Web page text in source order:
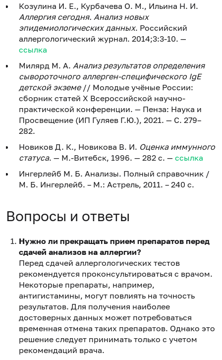
Козулина И. Е., Курбачева О. М., Ильина Н. И.
Аллергия сегодня. Анализ новых
эпидемиологических данных. Российский
аллергологический журнал. 2014;3:3-10. —
ссылка
Милярд М. А. Анализ результатов определения
сывороточного аллерген-специфического IgE
детской экземе// Молодые учёные России:
сборник статей X Всероссийской научно-
практической конференции. — Пенза: Наука и
Просвещение (ИП Гуляев Г.Ю.), 2021. — С. 279–
282.
Новиков Д. К., Новикова В. И. Оценка иммунного
статуса. — М.-Витебск, 1996. — 282 с. — ссылка
Ингерлейб М. Б. Анализы. Полный справочник /
М. Б. Ингерлейб. – М.: Астрель, 2011. – 240 с.
Вопросы и ответы
Нужно ли прекращать прием препаратов перед
сдачей анализов на аллергии?
Перед сдачей аллергологических тестов
рекомендуется проконсультироваться с врачом.
Некоторые препараты, например,
антигистамины, могут повлиять на точность
результатов. Для получения наиболее
достоверных данных может потребоваться
временная отмена таких препаратов. Однако это
решение следует принимать только с учетом
рекомендаций врача.